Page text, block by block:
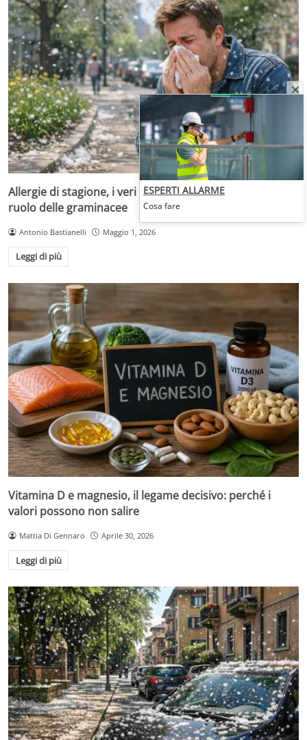
Allergie di stagione, i veri responsabili sono i pollini: il
ruolo delle graminacee
Antonio Bastianelli Maggio 1, 2026
Leggi di più
Vitamina D e magnesio, il legame decisivo: perché i
valori possono non salire
Mattia Di Gennaro Aprile 30, 2026
Leggi di più
ESPERTI ALLARME
Cosa fare